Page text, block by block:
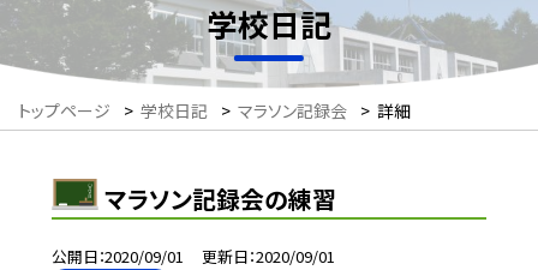
学校日記
トップページ > 学校日記 > マラソン記録会 > 詳細
マラソン記録会の練習
公開日 2020/09/01 更新日 2020/09/01